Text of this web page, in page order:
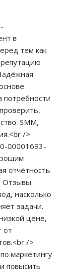
в
тем как
потребности
SMM,
/>
00001693-
отчётность
Отзывы
насколько
задачи.
цене,
от
/>
маркетингу
повысить